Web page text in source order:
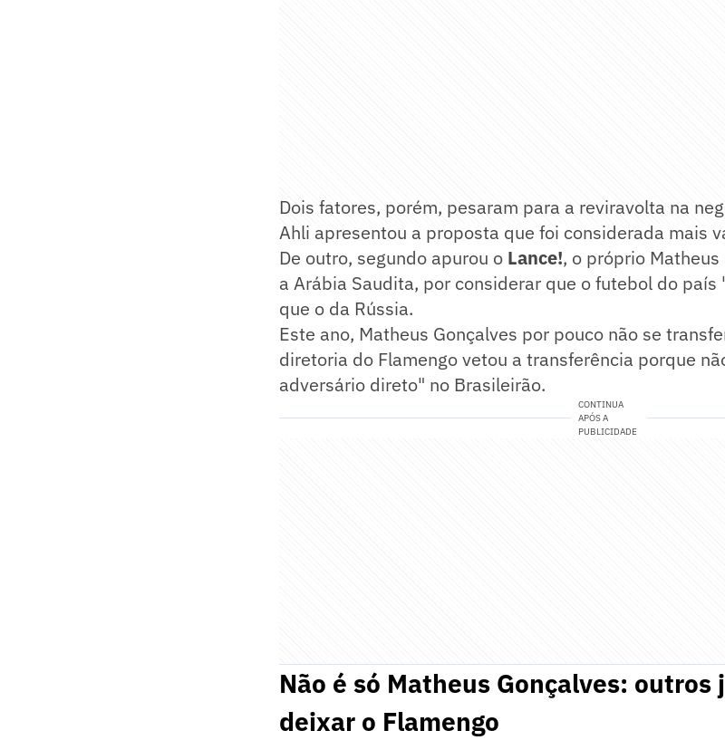
Dois fatores, porém, pesaram para a reviravolta na
Ahli apresentou a proposta que foi considerada mais
De outro, segundo apurou o Lance!, o próprio
a Arábia Saudita, por considerar que o futebol do
que o da Rússia.
Este ano, Matheus Gonçalves por pouco não se
diretoria do Flamengo vetou a transferência porque
adversário direto" no Brasileirão.
CONTINUA
APÓS A
PUBLICIDADE
Não é só Matheus Gonçalves: outros
deixar o Flamengo